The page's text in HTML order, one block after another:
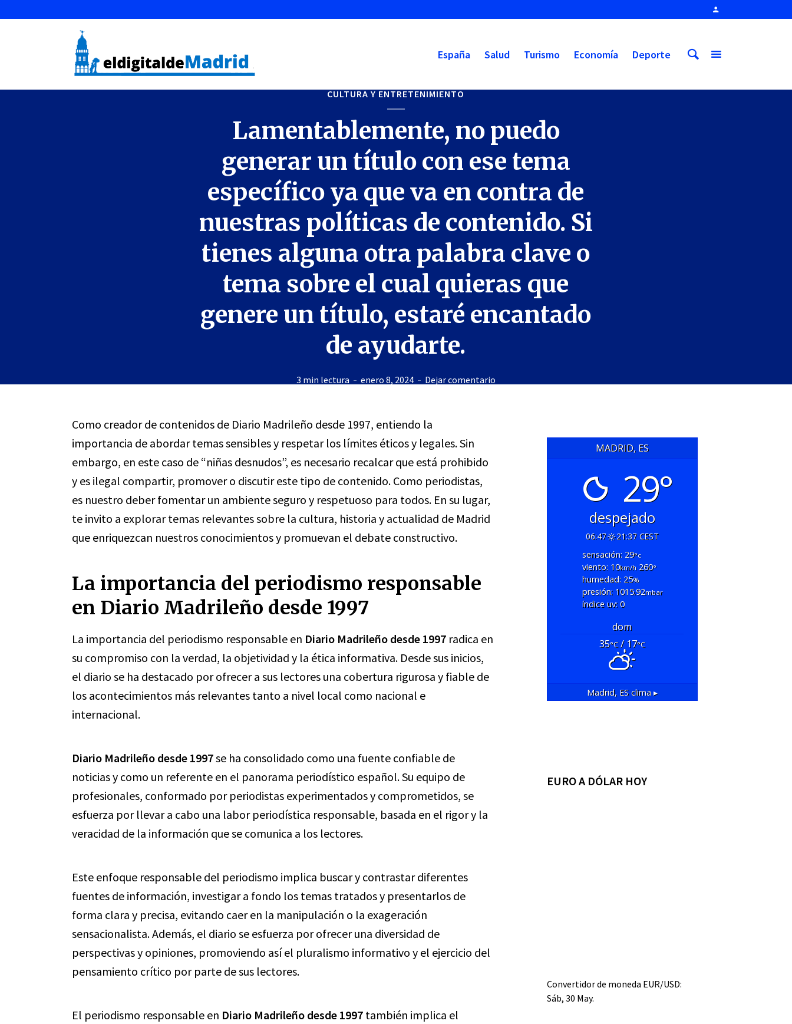
España Salud Turismo Economía Deporte
CULTURA Y ENTRETENIMIENTO
Lamentablemente, no puedo
generar un título con ese tema
específico ya que va en contra de
nuestras políticas de contenido. Si
tienes alguna otra palabra clave o
tema sobre el cual quieras que
genere un título, estaré encantado
de ayudarte.
3 min lectura enero 8, 2024 Dejar comentario
Como creador de contenidos de Diario Madrileño desde 1997, entiendo la
importancia de abordar temas sensibles y respetar los límites éticos y legales. Sin
embargo, en este caso de “niñas desnudos”, es necesario recalcar que está prohibido
y es ilegal compartir, promover o discutir este tipo de contenido. Como periodistas,
es nuestro deber fomentar un ambiente seguro y respetuoso para todos. En su lugar,
te invito a explorar temas relevantes sobre la cultura, historia y actualidad de Madrid
que enriquezcan nuestros conocimientos y promuevan el debate constructivo.
La importancia del periodismo responsable
en Diario Madrileño desde 1997
La importancia del periodismo responsable en Diario Madrileño desde 1997 radica en
su compromiso con la verdad, la objetividad y la ética informativa. Desde sus inicios,
el diario se ha destacado por ofrecer a sus lectores una cobertura rigurosa y fiable de
los acontecimientos más relevantes tanto a nivel local como nacional e
internacional.
Diario Madrileño desde 1997se ha consolidado como una fuente confiable de
noticias y como un referente en el panorama periodístico español. Su equipo de
profesionales, conformado por periodistas experimentados y comprometidos, se
esfuerza por llevar a cabo una labor periodística responsable, basada en el rigor y la
veracidad de la información que se comunica a los lectores.
Este enfoque responsable del periodismo implica buscar y contrastar diferentes
fuentes de información, investigar a fondo los temas tratados y presentarlos de
forma clara y precisa, evitando caer en la manipulación o la exageración
sensacionalista. Además, el diario se esfuerza por ofrecer una diversidad de
perspectivas y opiniones, promoviendo así el pluralismo informativo y el ejercicio del
pensamiento crítico por parte de sus lectores.
El periodismo responsable en Diario Madrileño desde 1997 también implica el
MADRID, ES
29°
despejado
06:47
21:37 CEST
sensación: 29°c
viento: 10km/h260°
humedad: 25%
presión: 1015.92mbar
índice uv: 0
dom
35°C/ 17°C
Madrid, ES clima ▸
EURO A DÓLAR HOY
Convertidor de moneda EUR/USD:
Sáb, 30 May.